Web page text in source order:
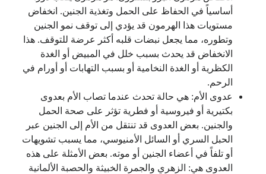
أساسياً في الحفاظ على الحمل وتغذية الجنين. انخفاض
مستويات هذا الهرمون قد يؤدي إلى توقف نمو الجنين
وتطوره، مما يجعل نبضات قلبه أكثر عرضة للتوقف. هذا
الانخفاض قد يحدث بسبب خلل في المبيض أو الغدة
الكظرية أو الغدة النخامية أو بسبب التهابات أو أورام في
الرحم.
عدوى الأم: هي حالة تحدث عندما تصاب الأم بعدوى
بكتيرية أو فيروسية أو فطرية تؤثر على صحة الحمل
والجنين. بعض العدوى قد تنتقل من الأم إلى الجنين عبر
الحبل السري أو السائل الأمنيوسي، مما يسبب تشويهات
أو تلفاً في أعضاء الجنين أو موته. بعض الأمثلة على هذه
العدوى هي: الزهري والجمرة الخبيثة والحصبة الألمانية